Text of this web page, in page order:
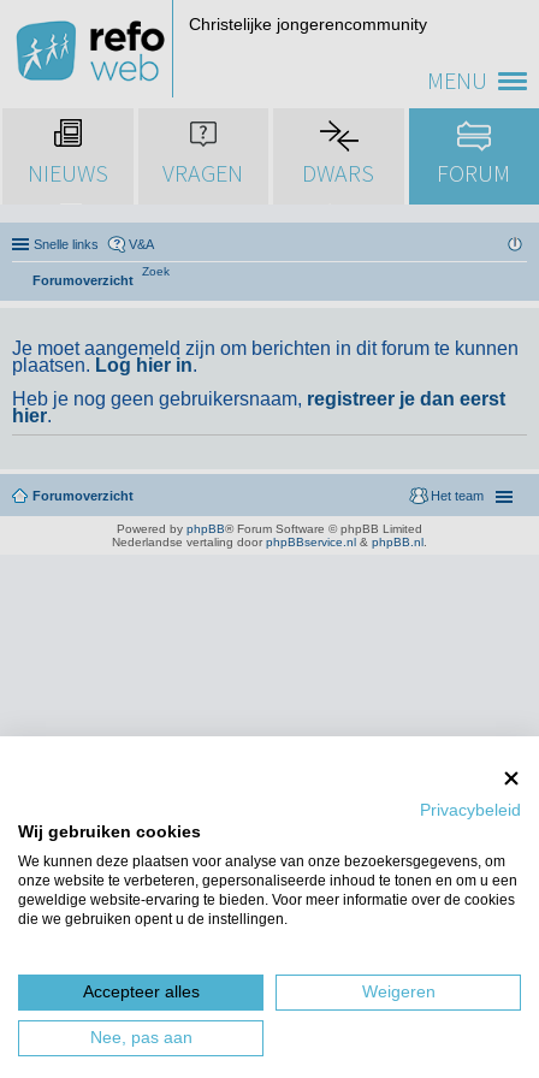
Privacybeleid
Wij gebruiken cookies
We kunnen deze plaatsen voor analyse van onze bezoekersgegevens, om
onze website te verbeteren, gepersonaliseerde inhoud te tonen en om u een
geweldige website-ervaring te bieden. Voor meer informatie over de cookies
die we gebruiken opent u de instellingen.
Accepteer alles Weigeren
Nee, pas aan
MENU
Christelijke jongerencommunity
NIEUWS VRAGEN DWARS FORUM
Snelle links V&A
Forumoverzicht
Zoek
Je moet aangemeld zijn om berichten in dit forum te kunnen
plaatsen. Log hier in.
Heb je nog geen gebruikersnaam, registreer je dan eerst
hier.
Forumoverzicht Het team
Powered by phpBB® Forum Software © phpBB Limited
Nederlandse vertaling door phpBBservice.nl & phpBB.nl